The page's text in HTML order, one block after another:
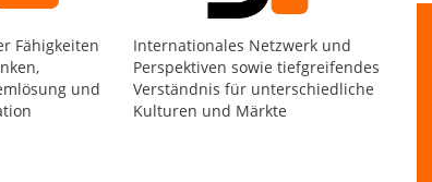
Fähigkeiten
und
Internationales Netzwerk und
Perspektiven sowie tiefgreifendes
Verständnis für unterschiedliche
Kulturen und Märkte